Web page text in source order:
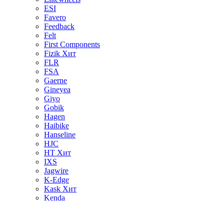
ESI
Favero
Feedback
Felt
First Components
Fizik Хит
FLR
FSA
Gaerne
Gineyea
Giyo
Gobik
Hagen
Haibike
Hanseline
HJC
HT Хит
IXS
Jagwire
K-Edge
Kask Хит
Kenda